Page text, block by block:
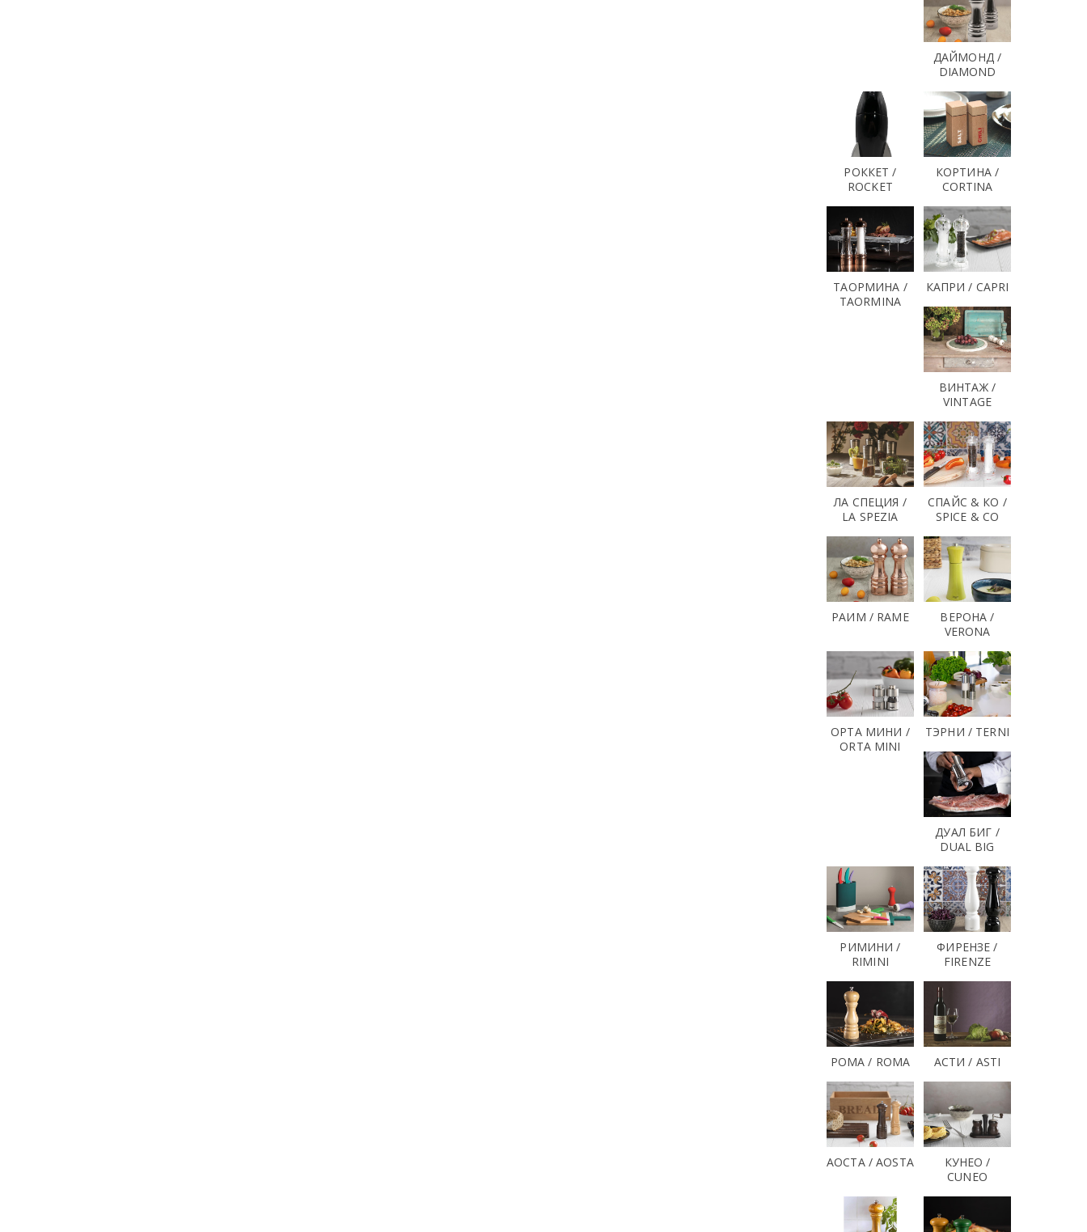
ДАЙМОНД /
DIAMOND
РОККЕТ /
ROCKET
КОРТИНА /
CORTINA
ТАОРМИНА /
TAORMINA
КАПРИ / CAPRI
ВИНТАЖ /
VINTAGE
ЛА СПЕЦИЯ /
LA SPEZIA
СПАЙС & КО /
SPICE & CO
РАИМ / RAME
ВЕРОНА /
VERONA
ОРТА МИНИ /
ORTA MINI
ТЭРНИ / TERNI
ДУАЛ БИГ /
DUAL BIG
РИМИНИ /
RIMINI
ФИРЕНЗЕ /
FIRENZE
РОМА / ROMA АСТИ / ASTI
АОСТА / AOSTA
КУНЕО /
CUNEO